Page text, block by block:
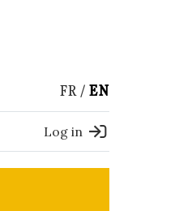
FR EN
Log in